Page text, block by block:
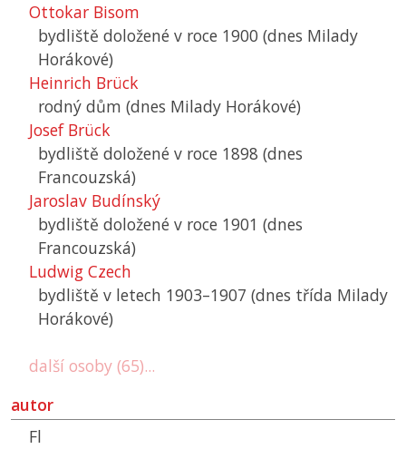
Ottokar Bisom
bydliště doložené v roce 1900 (dnes Milady
Horákové)
Heinrich Brück
rodný dům (dnes Milady Horákové)
Josef Brück
bydliště doložené v roce 1898 (dnes
Francouzská)
Jaroslav Budínský
bydliště doložené v roce 1901 (dnes
Francouzská)
Ludwig Czech
bydliště v letech 1903–1907 (dnes třída Milady
Horákové)
další osoby (65)...
autor
Fl